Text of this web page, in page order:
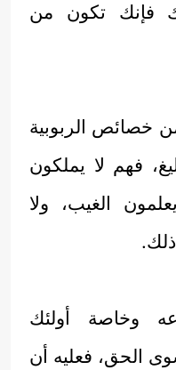
فإنك تكون من
خصائص الربوبية
فهم لا يملكون
الغيب، ولا
وخاصة أولئك
الحق، فعليه أن